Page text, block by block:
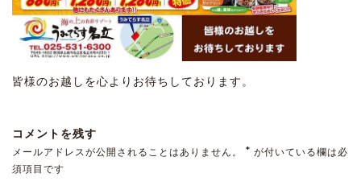
皆様のお越しを心よりお待ちしております。
コメントを残す
メールアドレスが公開されることはありません。 * が付いている欄は必
須項目です